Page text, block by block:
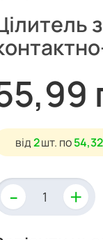
від2шт. по
- +